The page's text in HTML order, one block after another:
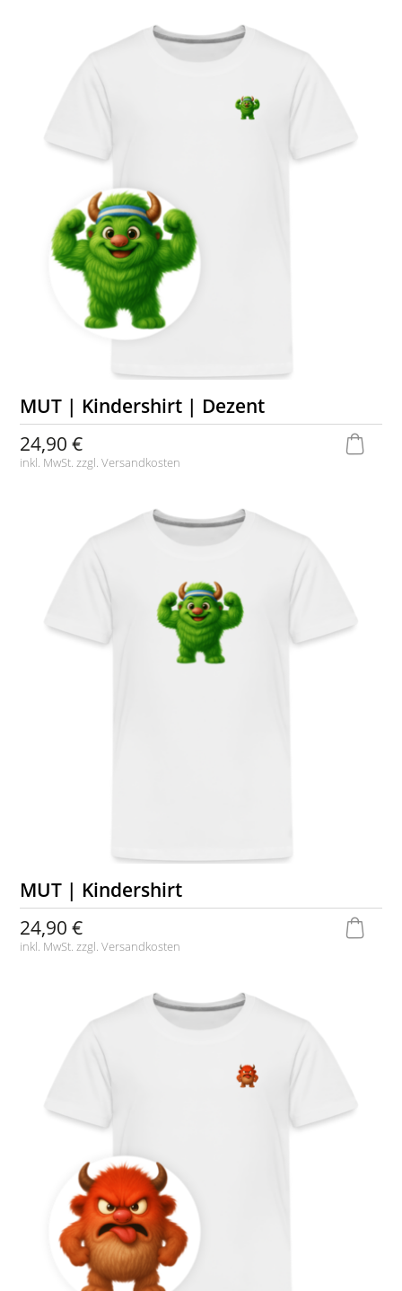
MUT | Kindershirt | Dezent
24,90 €
inkl. MwSt. zzgl.Versandkosten
MUT | Kindershirt
24,90 €
inkl. MwSt. zzgl.Versandkosten